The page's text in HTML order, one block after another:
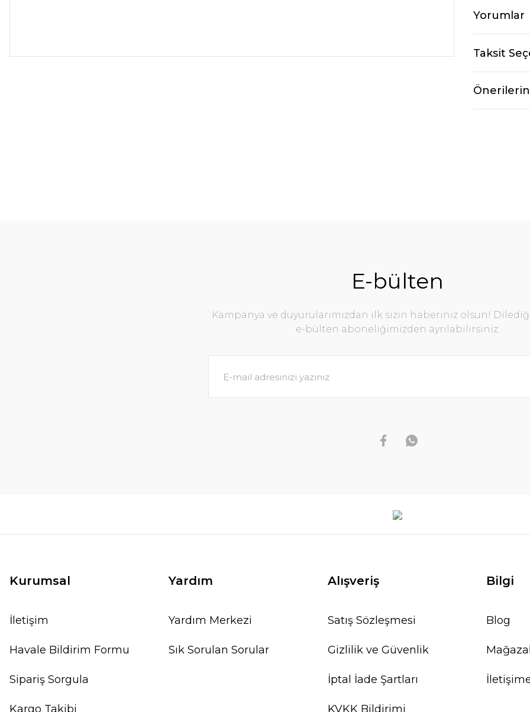
Yorumlar
Taksit
E-bülten
Kampanya ve duyurularımızdan ilk sizin haberiniz olsun!
e-bülten aboneliğimizden ayrılabilirsiniz.
Kurumsal
İletişim
Havale Bildirim Formu
Sipariş Sorgula
Kargo Takibi
Yardım
Yardım Merkezi
Sık Sorulan Sorular
Alışveriş
Satış Sözleşmesi
Gizlilik ve Güvenlik
İptal İade Şartları
KVKK Bildirimi
Bilgi
Blog